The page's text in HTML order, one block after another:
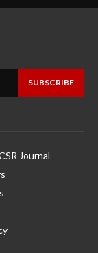
SUBSCRIBE
Journal